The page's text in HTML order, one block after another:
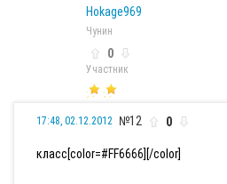
Hokage969
Чунин
0
Участник
17:48, 02.12.2012 №12 0
класс[color=#FF6666][/color]